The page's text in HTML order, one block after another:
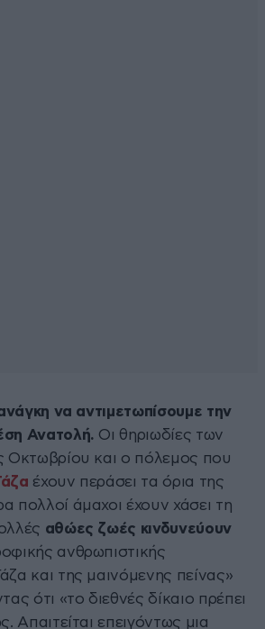
ανάγκη να αντιμετωπίσουμε την
Ανατολή. Οι θηριωδίες των
Οκτωβρίου και ο πόλεμος που
έχουν περάσει τα όρια της
πολλοί άμαχοι έχουν χάσει τη
αθώες ζωές κινδυνεύουν
ανθρωπιστικής
και της μαινόμενης πείνας»
ότι «το διεθνές δίκαιο πρέπει
Απαιτείται επειγόντως μια